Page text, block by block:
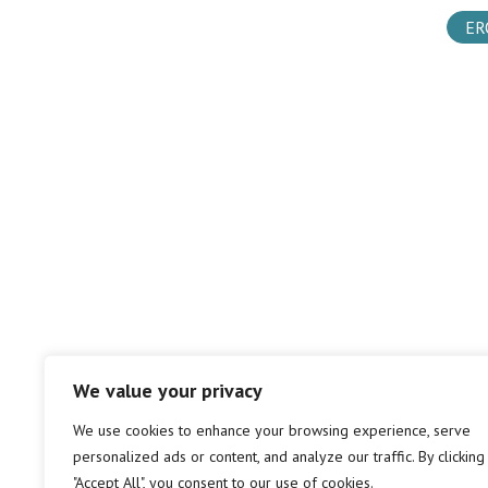
We value your privacy
We use cookies to enhance your browsing experience, serve
personalized ads or content, and analyze our traffic. By clicking
"Accept All", you consent to our use of cookies.